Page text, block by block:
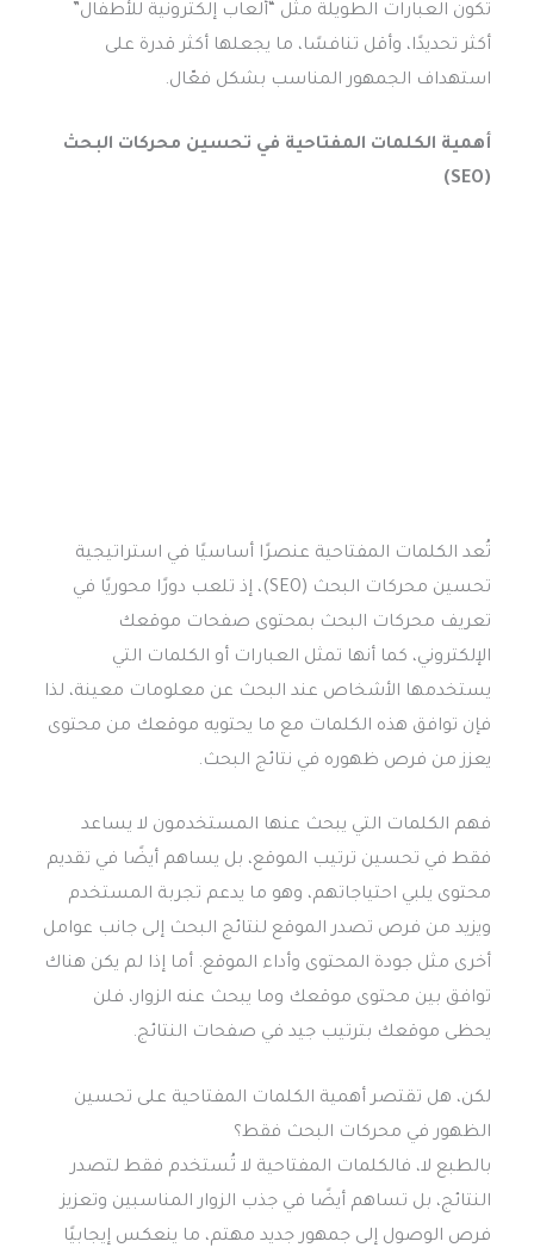
تكون العبارات الطويلة مثل “ألعاب إلكترونية للأطفال”
أكثر تحديدًا، وأقل تنافسًا، ما يجعلها أكثر قدرة على
استهداف الجمهور المناسب بشكل فعّال.
أهمية الكلمات المفتاحية في تحسين محركات البحث
(SEO)
تُعد الكلمات المفتاحية عنصرًا أساسيًا في استراتيجية
تحسين محركات البحث (SEO)، إذ تلعب دورًا محوريًا في
تعريف محركات البحث بمحتوى صفحات موقعك
الإلكتروني، كما أنها تمثل العبارات أو الكلمات التي
يستخدمها الأشخاص عند البحث عن معلومات معينة، لذا
فإن توافق هذه الكلمات مع ما يحتويه موقعك من محتوى
يعزز من فرص ظهوره في نتائج البحث.
فهم الكلمات التي يبحث عنها المستخدمون لا يساعد
فقط في تحسين ترتيب الموقع، بل يساهم أيضًا في تقديم
محتوى يلبي احتياجاتهم، وهو ما يدعم تجربة المستخدم
ويزيد من فرص تصدر الموقع لنتائج البحث إلى جانب عوامل
أخرى مثل جودة المحتوى وأداء الموقع. أما إذا لم يكن هناك
توافق بين محتوى موقعك وما يبحث عنه الزوار، فلن
يحظى موقعك بترتيب جيد في صفحات النتائج.
لكن، هل تقتصر أهمية الكلمات المفتاحية على تحسين
الظهور في محركات البحث فقط؟
بالطبع لا، فالكلمات المفتاحية لا تُستخدم فقط لتصدر
النتائج، بل تساهم أيضًا في جذب الزوار المناسبين وتعزيز
فرص الوصول إلى جمهور جديد مهتم، ما ينعكس إيجابيًا